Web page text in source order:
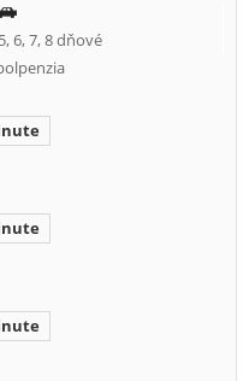
6, 7, 8 dňové